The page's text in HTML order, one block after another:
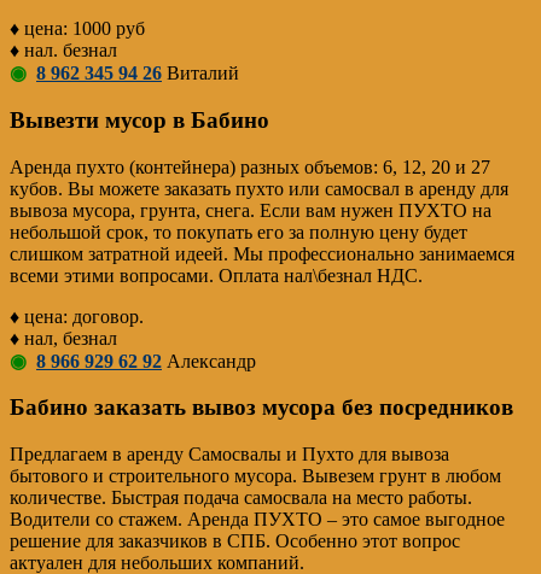
♦ цена: 1000 руб
♦ нал. безнал
◉ 8 962 345 94 26 Виталий
Вывезти мусор в Бабино
Аренда пухто (контейнера) разных объемов: 6, 12, 20 и 27
кубов. Вы можете заказать пухто или самосвал в аренду для
вывоза мусора, грунта, снега. Если вам нужен ПУХТО на
небольшой срок, то покупать его за полную цену будет
слишком затратной идеей. Мы профессионально занимаемся
всеми этими вопросами. Оплата нал\безнал НДС.
♦ цена: договор.
♦ нал, безнал
◉ 8 966 929 62 92 Александр
Бабино заказать вывоз мусора без посредников
Предлагаем в аренду Самосвалы и Пухто для вывоза
бытового и строительного мусора. Вывезем грунт в любом
количестве. Быстрая подача самосвала на место работы.
Водители со стажем. Аренда ПУХТО – это самое выгодное
решение для заказчиков в СПБ. Особенно этот вопрос
актуален для небольших компаний.